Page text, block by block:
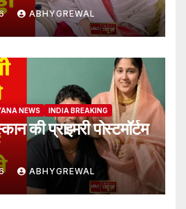
ABHYGREWAL
NEWS INDIA BREAKING
की प्राइमरी पोस्टमॉर्टम
ABHYGREWAL